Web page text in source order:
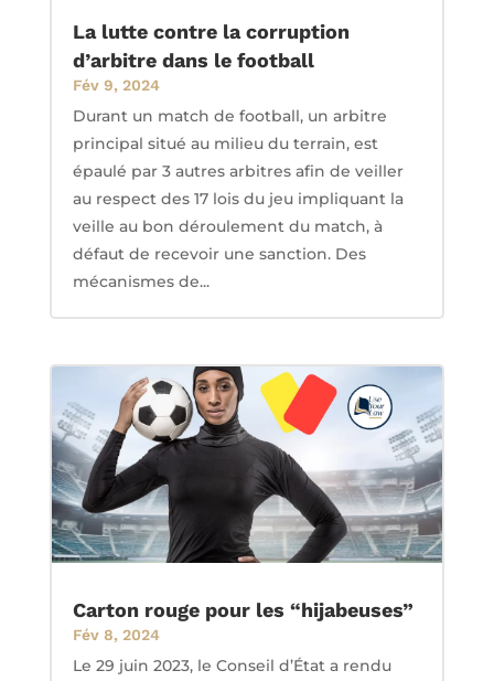
La lutte contre la corruption
d’arbitre dans le football
Fév 9, 2024
Durant un match de football, un arbitre
principal situé au milieu du terrain, est
épaulé par 3 autres arbitres afin de veiller
au respect des 17 lois du jeu impliquant la
veille au bon déroulement du match, à
défaut de recevoir une sanction. Des
mécanismes de...
Carton rouge pour les “hijabeuses”
Fév 8, 2024
Le 29 juin 2023, le Conseil d’État a rendu